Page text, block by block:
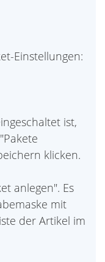
Einstellungen:
ist,
klicken.
anlegen". Es
mit
der Artikel im